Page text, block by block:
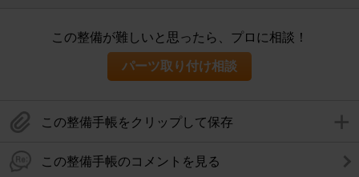
この整備が難しいと思ったら、プロに相談！
パーツ取り付け相談
この整備手帳をクリップして保存
この整備手帳のコメントを見る